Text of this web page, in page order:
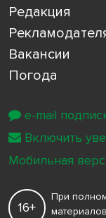
Редакция
Вакансии
Погода
16+
При
e-mail
Включить
Мобильная